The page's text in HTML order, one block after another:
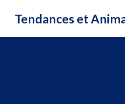
Tendances et